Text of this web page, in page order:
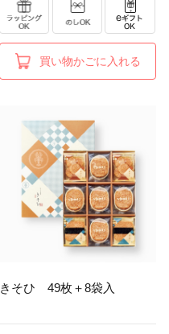
買い物かごに入れる
きそひ 49枚＋8袋入